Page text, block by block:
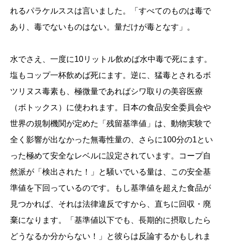
れるパラケルススは言いました。「すべてのものは毒で
あり、毒でないものはない。量だけが毒となす」。
水でさえ、一度に10リットル飲めば水中毒で死にます。
塩もコップ一杯飲めば死にます。逆に、猛毒とされるボ
ツリヌス毒素も、極微量であればシワ取りの美容医療
（ボトックス）に使われます。日本の食品安全委員会や
世界の規制機関が定めた「残留基準値」は、動物実験で
全く影響が出なかった無毒性量の、さらに100分の1とい
った極めて安全なレベルに設定されています。コープ自
然派が「検出された！」と騒いでいる量は、この安全基
準値を下回っているのです。もし基準値を超えた食品が
見つかれば、それは法律違反ですから、直ちに回収・廃
棄になります。「基準値以下でも、長期的に摂取したら
どうなるか分からない！」と彼らは反論するかもしれま